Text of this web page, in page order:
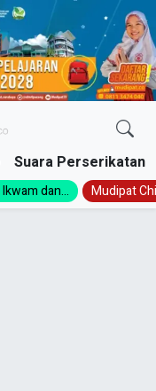
Suara Perserikatan
dan... Mudipat